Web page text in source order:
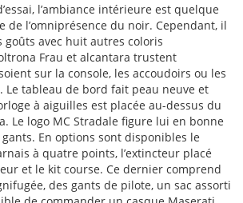
l’ambiance intérieure est quelque
de l’omniprésence du noir. Cependant, il
goûts avec huit autres coloris
Frau et alcantara trustent
sur la console, les accoudoirs ou les
Le tableau de bord fait peau neuve et
à aiguilles est placée au-dessus du
Le logo MC Stradale figure lui en bonne
En options sont disponibles le
à quatre points, l’extincteur placé
et le kit course. Ce dernier comprend
des gants de pilote, un sac assorti